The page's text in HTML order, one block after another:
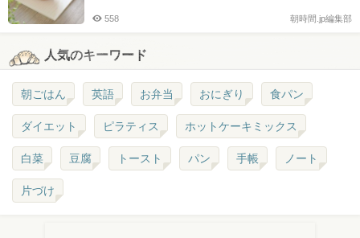
朝時間.jp編集部
558
人気のキーワード
朝ごはん 英語 お弁当 おにぎり 食パン
ダイエット ピラティス ホットケーキミックス
白菜 豆腐 トースト パン 手帳 ノート
片づけ